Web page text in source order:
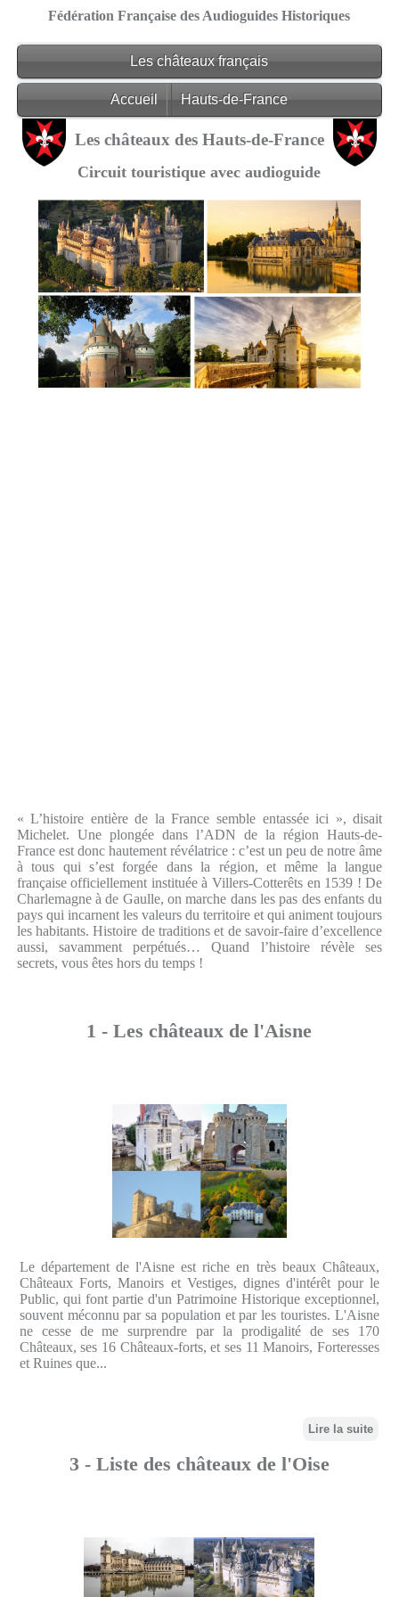
Fédération Française des Audioguides Historiques
Les châteaux français
Accueil Hauts-de-France
Les châteaux des Hauts-de-France
Circuit touristique avec audioguide
« L’histoire entière de la France semble entassée ici », disait
Michelet. Une plongée dans l’ADN de la région Hauts-de-
France est donc hautement révélatrice : c’est un peu de notre âme
à tous qui s’est forgée dans la région, et même la langue
française officiellement instituée à Villers-Cotterêts en 1539 ! De
Charlemagne à de Gaulle, on marche dans les pas des enfants du
pays qui incarnent les valeurs du territoire et qui animent toujours
les habitants. Histoire de traditions et de savoir-faire d’excellence
aussi, savamment perpétués… Quand l’histoire révèle ses
secrets, vous êtes hors du temps !
1 - Les châteaux de l'Aisne
Le département de l'Aisne est riche en très beaux Châteaux,
Châteaux Forts, Manoirs et Vestiges, dignes d'intérêt pour le
Public, qui font partie d'un Patrimoine Historique exceptionnel,
souvent méconnu par sa population et par les touristes. L'Aisne
ne cesse de me surprendre par la prodigalité de ses 170
Châteaux, ses 16 Châteaux-forts, et ses 11 Manoirs, Forteresses
et Ruines que...
Lire la suite
3 - Liste des châteaux de l'Oise